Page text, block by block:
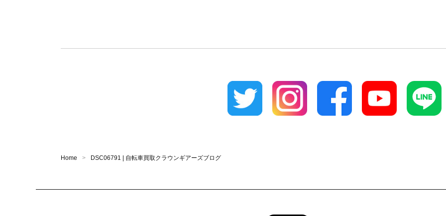
Home DSC06791 | 自転車買取クラウンギアーズブログ